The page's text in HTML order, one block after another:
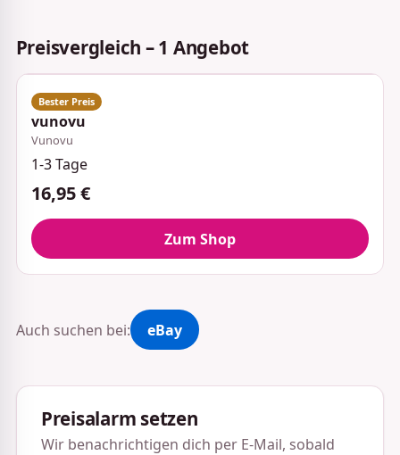
Preisvergleich – 1 Angebot
vunovu
Vunovu
1-3 Tage
16,95 €
Zum Shop
Auch suchen bei: eBay
Preisalarm setzen
Wir benachrichtigen dich per E-Mail, sobald